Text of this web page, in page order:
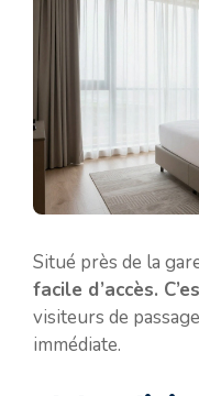
Situé près de la
facile d’accès.
visiteurs de
immédiate.